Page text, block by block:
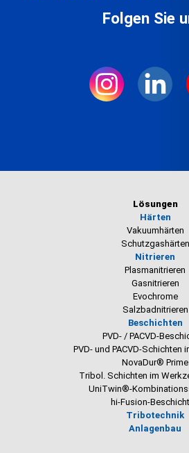
Folgen Sie
Lösungen
Härten
Vakuumhärten
Schutzgashärten
Nitrieren
Plasmanitrieren
Gasnitrieren
Evochrome
Salzbadnitrieren
Beschichten
PVD- / PACVD-
PVD- und PACVD-Schichten
NovaDur® Prime
Tribol. Schichten im
UniTwin®-
hi-Fusion-
Tribotechnik
Anlagenbau